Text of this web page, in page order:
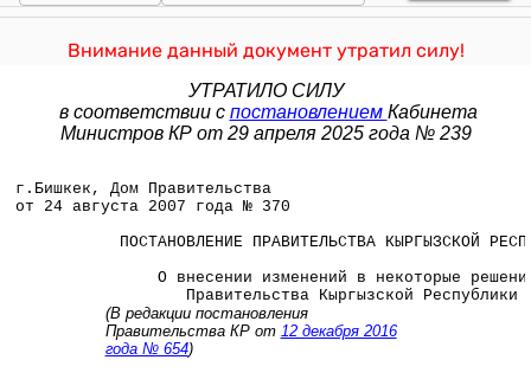
Внимание данный документ утратил силу!